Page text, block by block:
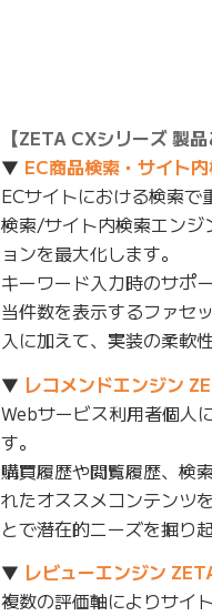
【ZETA CXシリーズ 製品
▼ EC商品検索・サイト
ECサイトにおける検索
検索/サイト内検索エンジ
ョンを最大化します。
キーワード入力時のサポ
当件数を表示するファセ
入に加えて、実装の柔軟
▼ レコメンドエンジン
Webサービス利用者個人
す。
購買履歴や閲覧履歴、検
れたオススメコンテンツ
とで潜在的ニーズを掘り
▼ レビューエンジン
複数の評価軸によりサイ